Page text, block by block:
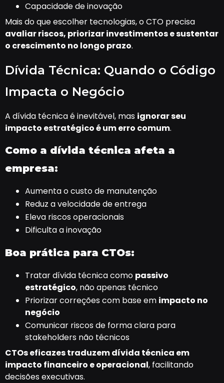
Capacidade de inovação
Mais do que escolher tecnologias, o CTO precisa
avaliar riscos, priorizar investimentos e sustentar
o crescimento no longo prazo.
Dívida Técnica: Quando o Código
Impacta o Negócio
A dívida técnica é inevitável, mas ignorar seu
impacto estratégico é um erro comum.
Como a dívida técnica afeta a
empresa:
Aumenta o custo de manutenção
Reduz a velocidade de entrega
Eleva riscos operacionais
Dificulta a inovação
Boa prática para CTOs:
Tratar dívida técnica como passivo
estratégico, não apenas técnico
Priorizar correções com base em impacto no
negócio
Comunicar riscos de forma clara para
stakeholders não técnicos
CTOs eficazes traduzem dívida técnica em
impacto financeiro e operacional, facilitando
decisões executivas.